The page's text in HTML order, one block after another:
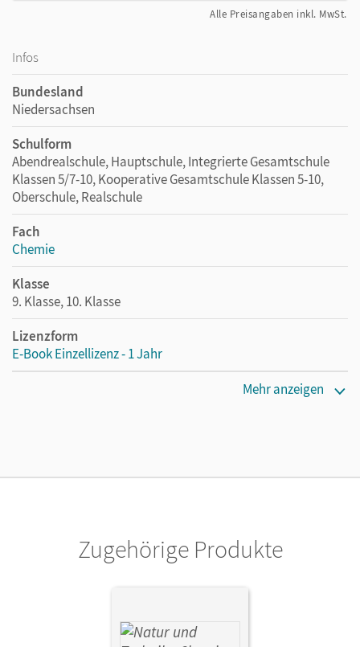
Alle Preisangaben inkl. MwSt.
Infos
Bundesland
Niedersachsen
Schulform
Abendrealschule, Hauptschule, Integrierte Gesamtschule
Klassen 5/7-10, Kooperative Gesamtschule Klassen 5-10,
Oberschule, Realschule
Fach
Chemie
Klasse
9. Klasse, 10. Klasse
Lizenzform
E-Book Einzellizenz - 1 Jahr
Privatpersonen, die nur mit dem E-Book arbeiten.
Mehr anzeigen
Zugehörige Produkte